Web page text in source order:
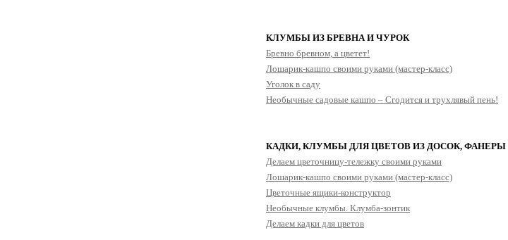
КЛУМБЫ ИЗ БРЕВНА И ЧУРОК
Бревно бревном, а цветет!
Лошарик-кашпо своими руками (мастер-класс)
Уголок в саду
Необычные садовые кашпо – Сгодится и трухлявый пень!
КАДКИ, КЛУМБЫ ДЛЯ ЦВЕТОВ ИЗ ДОСОК, ФАНЕРЫ
Делаем цветочницу-тележку своими руками
Лошарик-кашпо своими руками (мастер-класс)
Цветочные ящики-конструктор
Необычные клумбы. Клумба-зонтик
Делаем кадки для цветов